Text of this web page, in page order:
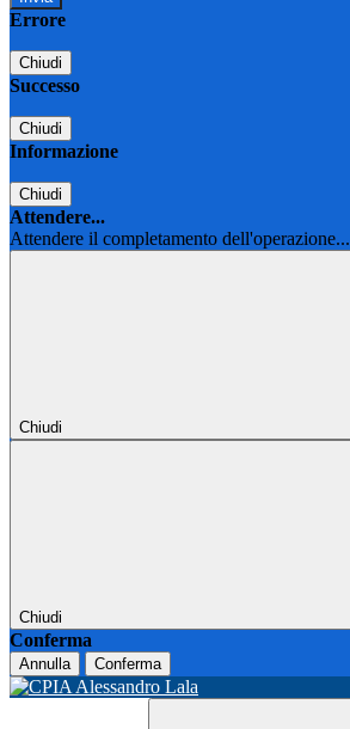
Errore
Chiudi
Successo
Chiudi
Informazione
Chiudi
Attendere...
Attendere il completamento dell'operazione...
Chiudi
Chiudi
Conferma
Annulla Conferma